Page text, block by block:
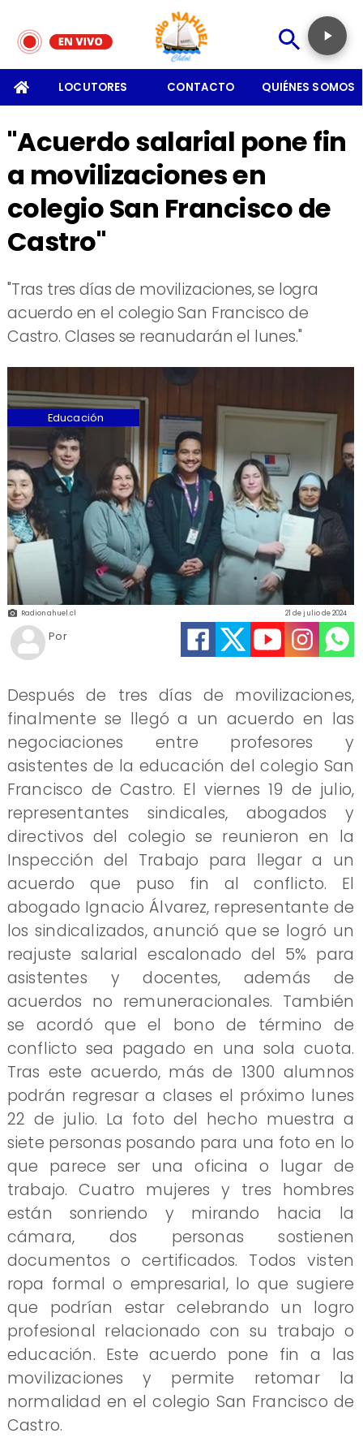
LOCUTORES CONTACTO QUIÉNES SOMOS
"Acuerdo salarial pone fin
a movilizaciones en
colegio San Francisco de
Castro"
"Tras tres días de movilizaciones, se logra
acuerdo en el colegio San Francisco de
Castro. Clases se reanudarán el lunes."
Radionahuel.cl 21 de julio de 2024
Educación
Por
Después de tres días de movilizaciones,
finalmente se llegó a un acuerdo en las
negociaciones entre profesores y
asistentes de la educación del colegio San
Francisco de Castro. El viernes 19 de julio,
representantes sindicales, abogados y
directivos del colegio se reunieron en la
Inspección del Trabajo para llegar a un
acuerdo que puso fin al conflicto. El
abogado Ignacio Álvarez, representante de
los sindicalizados, anunció que se logró un
reajuste salarial escalonado del 5% para
asistentes y docentes, además de
acuerdos no remuneracionales. También
se acordó que el bono de término de
conflicto sea pagado en una sola cuota.
Tras este acuerdo, más de 1300 alumnos
podrán regresar a clases el próximo lunes
22 de julio. La foto del hecho muestra a
siete personas posando para una foto en lo
que parece ser una oficina o lugar de
trabajo. Cuatro mujeres y tres hombres
están sonriendo y mirando hacia la
cámara, dos personas sostienen
documentos o certificados. Todos visten
ropa formal o empresarial, lo que sugiere
que podrían estar celebrando un logro
profesional relacionado con su trabajo o
educación. Este acuerdo pone fin a las
movilizaciones y permite retomar la
normalidad en el colegio San Francisco de
Castro.